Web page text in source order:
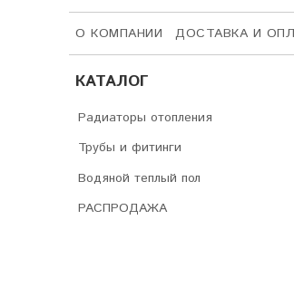
О КОМПАНИИ ДОСТАВКА И
КАТАЛОГ
Радиаторы отопления
Трубы и фитинги
Водяной теплый пол
РАСПРОДАЖА